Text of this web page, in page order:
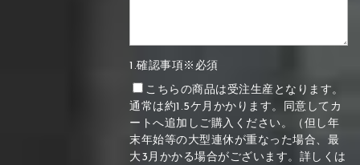
1.確認事項※必須
こちらの商品は受注生産となります。
通常は約1.5ケ月かかります。同意してカ
ートへ追加しご購入ください。（但し年
末年始等の大型連休が重なった場合、最
大3月かかる場合がございます。詳しくは